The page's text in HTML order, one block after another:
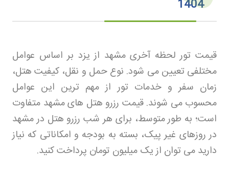
1404
قیمت تور لحظه آخری مشهد از یزد بر اساس عوامل
مختلفی تعیین می شود. نوع حمل و نقل، کیفیت هتل،
زمان سفر و خدمات تور از مهم ترین این عوامل
محسوب می شوند. قیمت رزرو هتل های مشهد متفاوت
است؛ به طور متوسط، برای هر شب رزرو هتل در مشهد
در روزهای غیر پیک، بسته به بودجه و امکاناتی که نیاز
دارید می توان از یک میلیون تومان پرداخت کنید.